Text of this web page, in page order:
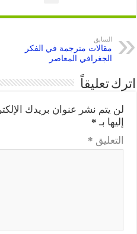
السابق
مقالات مترجمة في الفكر
الجغرافي المعاصر
اترك تعليقاً
لن يتم نشر عنوان بريدك
إليها بـ *
التعليق *